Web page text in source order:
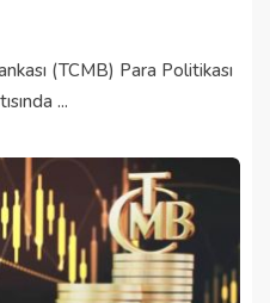
(TCMB) Para Politikası
...